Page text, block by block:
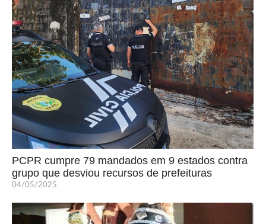
PCPR cumpre 79 mandados em 9 estados contra
grupo que desviou recursos de prefeituras
04/05/2025